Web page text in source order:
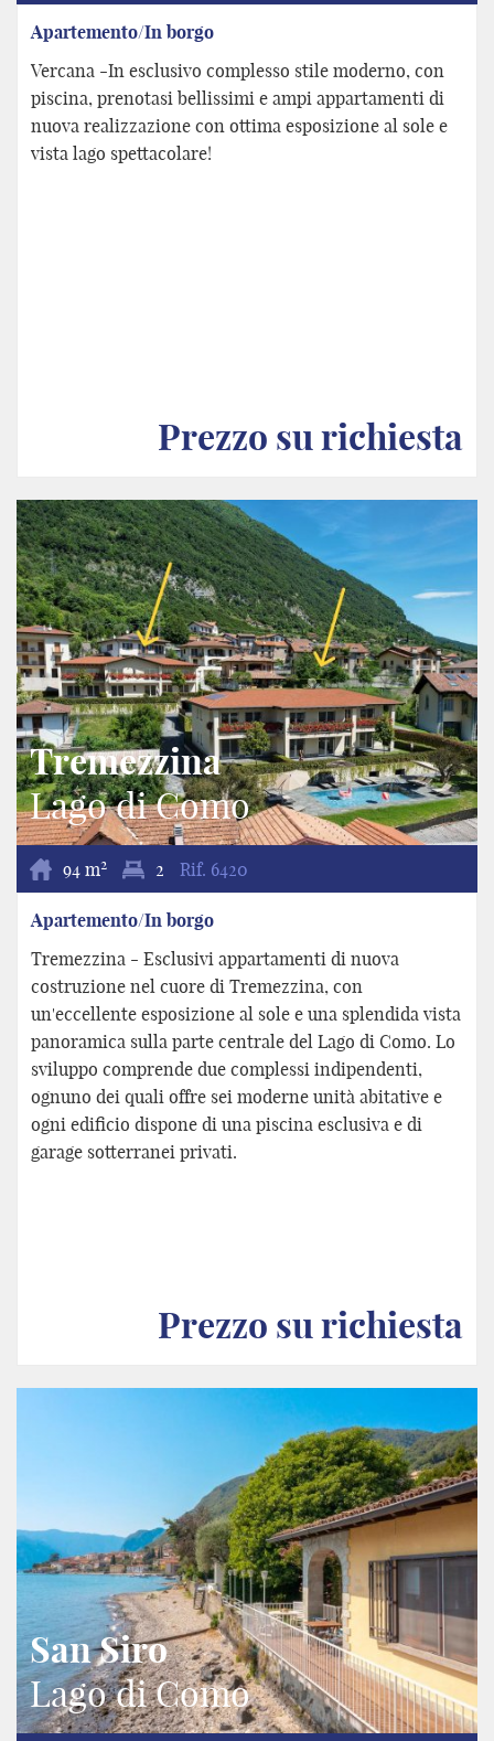
Apartemento/In borgo
Vercana -In esclusivo complesso stile moderno, con
piscina, prenotasi bellissimi e ampi appartamenti di
nuova realizzazione con ottima esposizione al sole e
vista lago spettacolare!
Prezzo su richiesta
Tremezzina
Lago di Como
94 m2 2 Rif. 6420
Apartemento/In borgo
Tremezzina - Esclusivi appartamenti di nuova
costruzione nel cuore di Tremezzina, con
un'eccellente esposizione al sole e una splendida vista
panoramica sulla parte centrale del Lago di Como. Lo
sviluppo comprende due complessi indipendenti,
ognuno dei quali offre sei moderne unità abitative e
ogni edificio dispone di una piscina esclusiva e di
garage sotterranei privati.
Prezzo su richiesta
San Siro
Lago di Como